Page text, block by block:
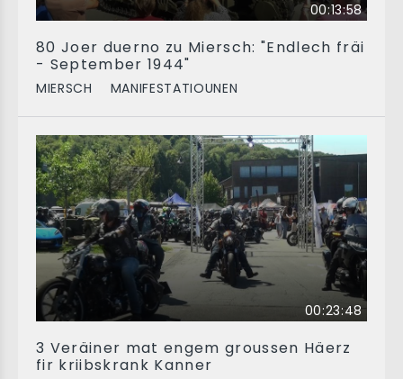
00:13:58
80 Joer duerno zu Miersch: "Endlech fräi
- September 1944"
MIERSCH MANIFESTATIOUNEN
00:23:48
3 Veräiner mat engem groussen Häerz
fir kriibskrank Kanner